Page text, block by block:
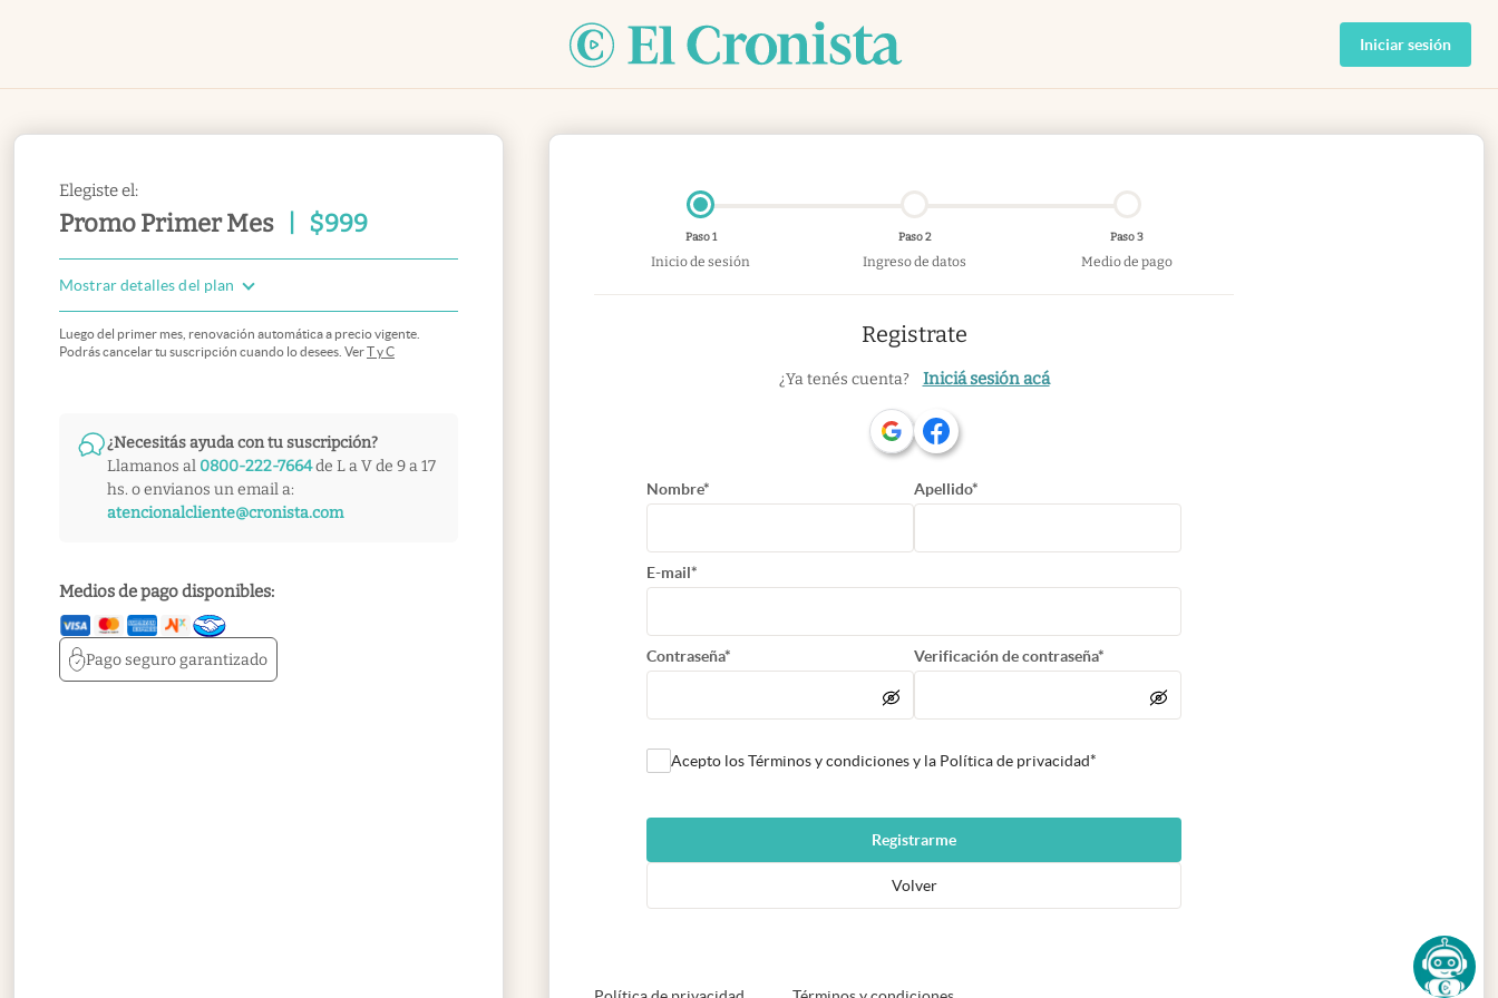
Iniciar sesión
Elegiste el:
Promo Primer Mes $999
Mostrar detalles del plan
Luego del primer mes, renovación automática a precio vigente.
Podrás cancelar tu suscripción cuando lo desees. VerT y C
¿Necesitás ayuda con tu suscripción?
Llamanos al 0800-222-7664de L a V de 9 a 17
hs. o envianos un email a:
atencionalcliente@cronista.com
Medios de pago disponibles:
Pago segurogarantizado
Paso 1
Inicio de sesión
Paso 2
Ingreso de datos
Paso 3
Medio de pago
Registrate
¿Ya tenés cuenta? Iniciá sesión acá
Nombre* Apellido*
E-mail*
Contraseña* Verificación de contraseña*
Acepto los Términos y condiciones y la Política de privacidad*
Registrarme
Volver